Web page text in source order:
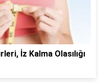
İz Kalma Olasılığı